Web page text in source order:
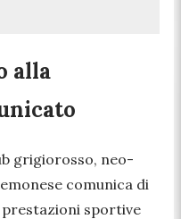
alla
grigiorosso, neo-
comunica di
prestazioni sportive